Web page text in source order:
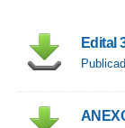
Edital